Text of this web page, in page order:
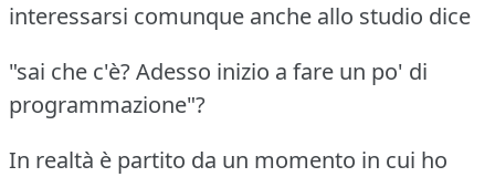
interessarsi comunque anche allo studio dice
"sai che c'è? Adesso inizio a fare un po' di
programmazione"?
In realtà è partito da un momento in cui ho